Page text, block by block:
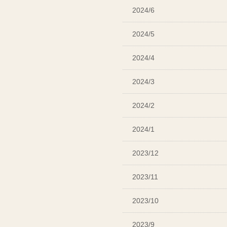
2024/6
2024/5
2024/4
2024/3
2024/2
2024/1
2023/12
2023/11
2023/10
2023/9